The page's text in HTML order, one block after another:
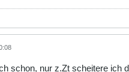
schon, nur z.Zt scheitere ich